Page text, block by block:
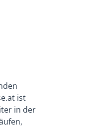
ist
in der